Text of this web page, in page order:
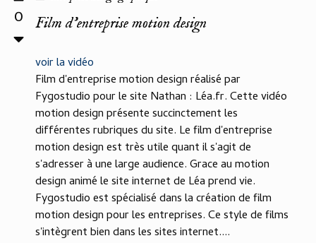
0 Film d'entreprise motion design
voir la vidéo
Film d'entreprise motion design réalisé par
Fygostudio pour le site Nathan : Léa.fr. Cette vidéo
motion design présente succinctement les
différentes rubriques du site. Le film d'entreprise
motion design est très utile quant il s'agit de
s'adresser à une large audience. Grace au motion
design animé le site internet de Léa prend vie.
Fygostudio est spécialisé dans la création de film
motion design pour les entreprises. Ce style de films
s'intègrent bien dans les sites internet....